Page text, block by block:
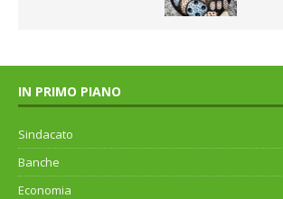
IN PRIMO PIANO
Sindacato
Banche
Economia